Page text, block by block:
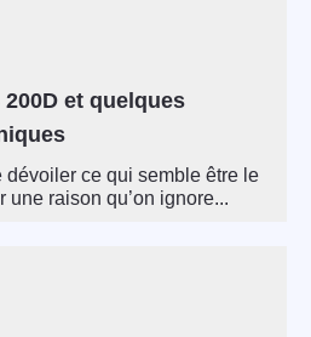
et quelques
ce qui semble être le
raison qu’on ignore...